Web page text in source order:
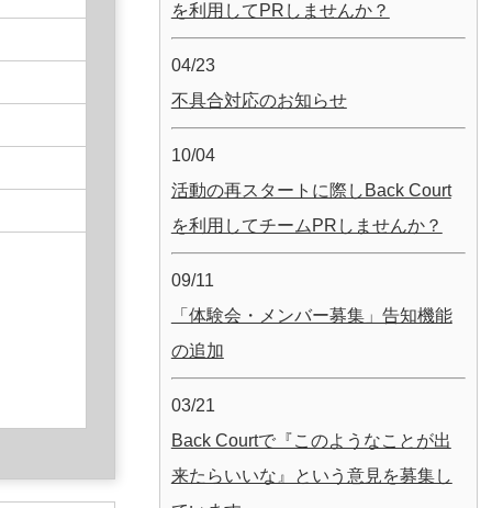
を利用してPRしませんか？
04/23
不具合対応のお知らせ
10/04
活動の再スタートに際しBack Court
を利用してチームPRしませんか？
09/11
「体験会・メンバー募集」告知機能
の追加
03/21
Back Courtで『このようなことが出
来たらいいな』という意見を募集し